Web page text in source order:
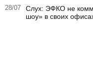
28/07
Слух: ЭФКО не
шоу» в своих